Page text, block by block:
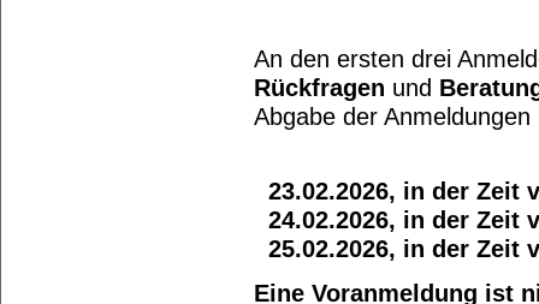
An den ersten drei
Rückfragen und
Abgabe der
23.02.2026, in der Zeit
24.02.2026, in der Zeit
25.02.2026, in der Zeit
Eine Voranmeldung ist